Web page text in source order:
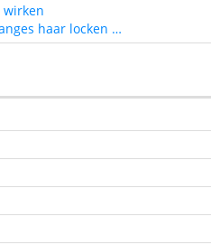
haar locken …